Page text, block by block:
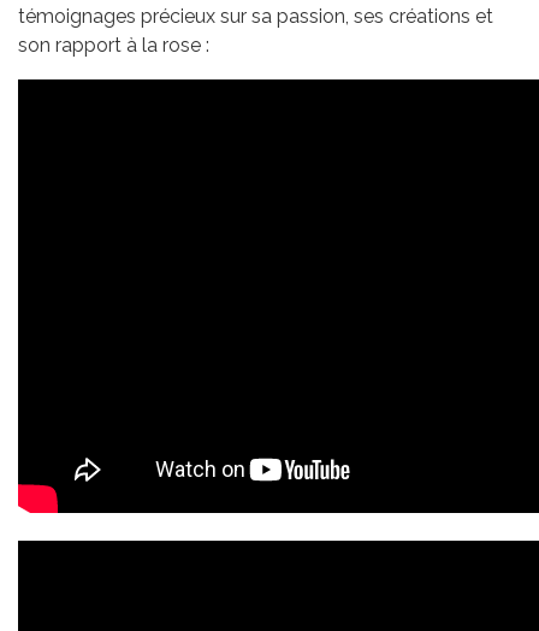
témoignages précieux sur sa passion, ses créations et
son rapport à la rose :